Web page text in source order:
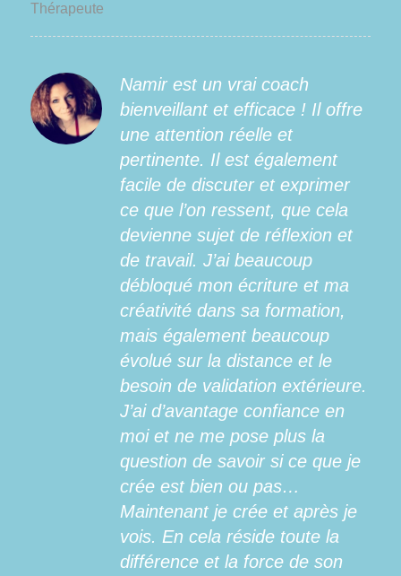
Thérapeute
Namir est un vrai coach
bienveillant et efficace ! Il offre
une attention réelle et
pertinente. Il est également
facile de discuter et exprimer
ce que l’on ressent, que cela
devienne sujet de réflexion et
de travail. J’ai beaucoup
débloqué mon écriture et ma
créativité dans sa formation,
mais également beaucoup
évolué sur la distance et le
besoin de validation extérieure.
J’ai d’avantage confiance en
moi et ne me pose plus la
question de savoir si ce que je
crée est bien ou pas…
Maintenant je crée et après je
vois. En cela réside toute la
différence et la force de son